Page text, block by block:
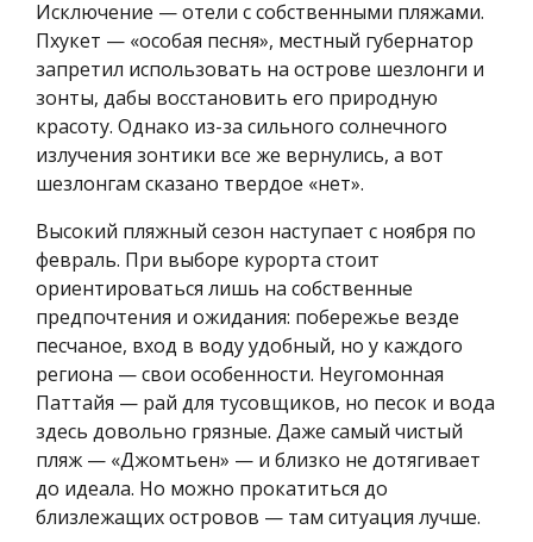
Исключение — отели с собственными пляжами.
Пхукет — «особая песня», местный губернатор
запретил использовать на острове шезлонги и
зонты, дабы восстановить его природную
красоту. Однако из-за сильного солнечного
излучения зонтики все же вернулись, а вот
шезлонгам сказано твердое «нет».
Высокий пляжный сезон наступает с ноября по
февраль. При выборе курорта стоит
ориентироваться лишь на собственные
предпочтения и ожидания: побережье везде
песчаное, вход в воду удобный, но у каждого
региона — свои особенности. Неугомонная
Паттайя — рай для тусовщиков, но песок и вода
здесь довольно грязные. Даже самый чистый
пляж — «Джомтьен» — и близко не дотягивает
до идеала. Но можно прокатиться до
близлежащих островов — там ситуация лучше.